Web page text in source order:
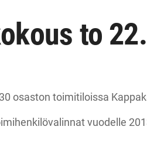
to
osaston toimitiloissa
vuodelle